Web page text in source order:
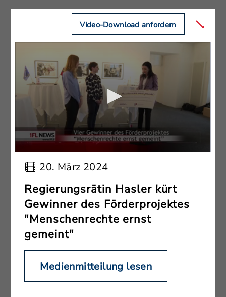
Video-Download anfordern
20. März 2024
Regierungsrätin Hasler kürt
Gewinner des Förderprojektes
"Menschenrechte ernst
gemeint"
Medienmitteilung lesen